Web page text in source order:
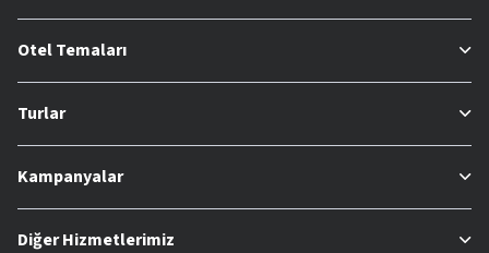
Otel Temaları
Turlar
Kampanyalar
Diğer Hizmetlerimiz